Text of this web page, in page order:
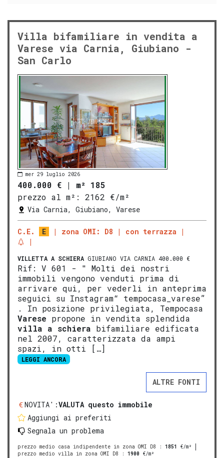
Villa bifamiliare in vendita a
Varese via Carnia, Giubiano -
San Carlo
mer 29 luglio 2026
400.000 € | m² 185
prezzo al m²:
2162 €/m²
Via Carnia, Giubiano, Varese
C.E. E zona OMI: D8 con terrazza
VILLETTA A SCHIERA GIUBIANO VIA CARNIA 400.000 €
Rif: V 601 - " Molti dei nostri
immobili vengono venduti prima di
arrivare qui, per vederli in anteprima
seguici su Instagram“ tempocasa_varese”
. In posizione privilegiata, Tempocasa
Varese propone in vendita splendida
villa a schiera bifamiliare edificata
nel 2007, caratterizzata da ampi
spazi, in otti […]
LEGGI ANCORA
ALTRE FONTI
NOVITA':VALUTA questo immobile
Aggiungi ai preferiti
Segnala un problema
prezzo medio casa indipendente in zona OMI D8 : 1851
€/m²
prezzo medio villa in zona OMI D8 : 1900 €/m²